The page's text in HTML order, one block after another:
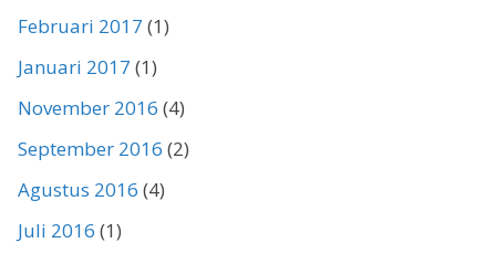
Februari 2017 (1)
Januari 2017 (1)
November 2016 (4)
September 2016 (2)
Agustus 2016 (4)
Juli 2016 (1)